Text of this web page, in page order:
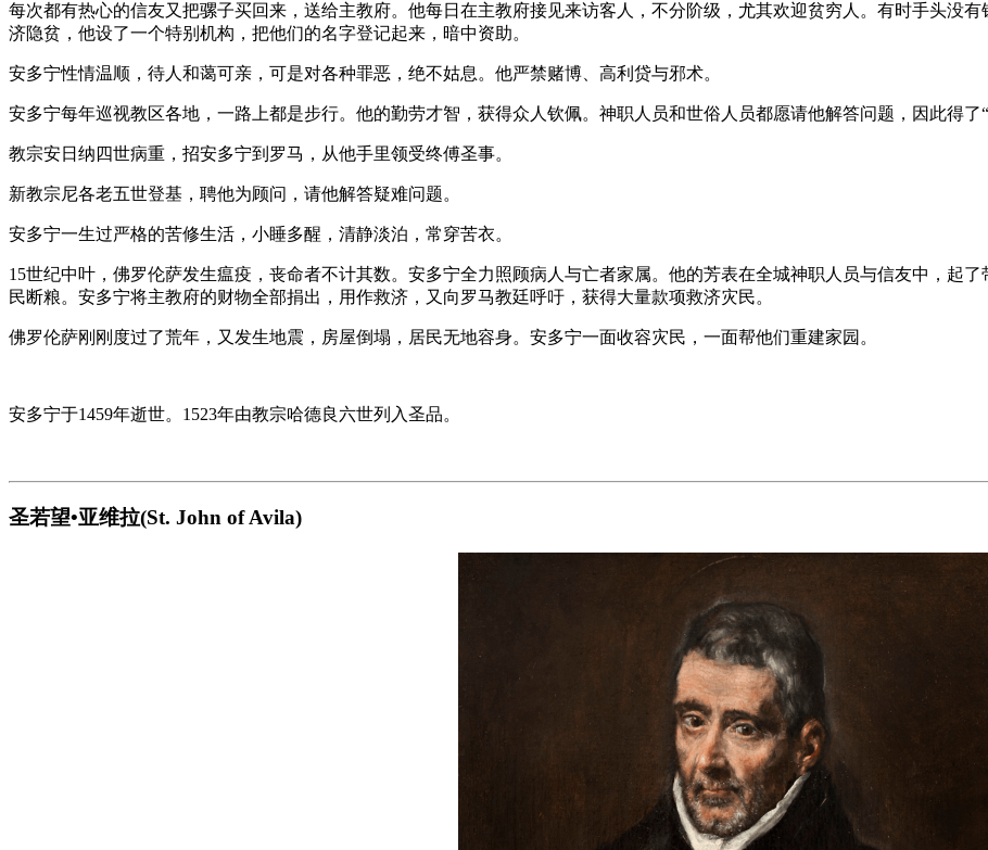
每次都有热心的信友又把骡子买回来，送给主教府。他每日在主教府接见来访客人，不分阶级，尤其欢迎贫穷人。有时手头没
济隐贫，他设了一个特别机构，把他们的名字登记起来，暗中资助。
安多宁性情温顺，待人和蔼可亲，可是对各种罪恶，绝不姑息。他严禁赌博、高利贷与邪术。
安多宁每年巡视教区各地，一路上都是步行。他的勤劳才智，获得众人钦佩。神职人员和世俗人员都愿请他解答问题，因此得了“
教宗安日纳四世病重，招安多宁到罗马，从他手里领受终傅圣事。
新教宗尼各老五世登基，聘他为顾问，请他解答疑难问题。
安多宁一生过严格的苦修生活，小睡多醒，清静淡泊，常穿苦衣。
15世纪中叶，佛罗伦萨发生瘟疫，丧命者不计其数。安多宁全力照顾病人与亡者家属。他的芳表在全城神职人员与信友中，起
民断粮。安多宁将主教府的财物全部捐出，用作救济，又向罗马教廷呼吁，获得大量款项救济灾民。
佛罗伦萨刚刚度过了荒年，又发生地震，房屋倒塌，居民无地容身。安多宁一面收容灾民，一面帮他们重建家园。
安多宁于1459年逝世。1523年由教宗哈德良六世列入圣品。
圣若望•亚维拉(St. John of Avila)